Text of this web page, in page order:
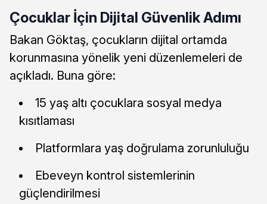
Çocuklar İçin Dijital Güvenlik Adımı
Bakan Göktaş, çocukların dijital ortamda
korunmasına yönelik yeni düzenlemeleri de
açıkladı. Buna göre:
15 yaş altı çocuklara sosyal medya
kısıtlaması
Platformlara yaş doğrulama zorunluluğu
Ebeveyn kontrol sistemlerinin
güçlendirilmesi